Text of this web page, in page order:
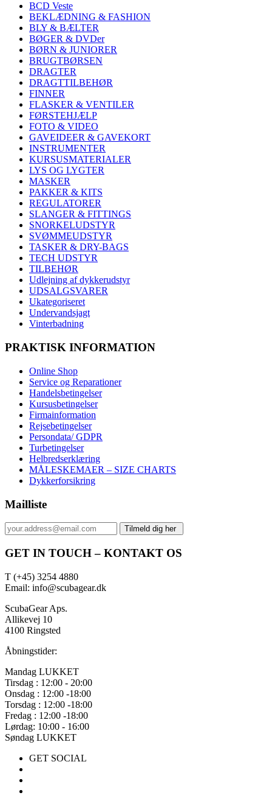
BCD Veste
BEKLÆDNING & FASHION
BLY & BÆLTER
BØGER & DVDer
BØRN & JUNIORER
BRUGTBØRSEN
DRAGTER
DRAGTTILBEHØR
FINNER
FLASKER & VENTILER
FØRSTEHJÆLP
FOTO & VIDEO
GAVEIDEER & GAVEKORT
INSTRUMENTER
KURSUSMATERIALER
LYS OG LYGTER
MASKER
PAKKER & KITS
REGULATORER
SLANGER & FITTINGS
SNORKELUDSTYR
SVØMMEUDSTYR
TASKER & DRY-BAGS
TECH UDSTYR
TILBEHØR
Udlejning af dykkerudstyr
UDSALGSVARER
Ukategoriseret
Undervandsjagt
Vinterbadning
PRAKTISK INFORMATION
Online Shop
Service og Reparationer
Handelsbetingelser
Kursusbetingelser
Firmainformation
Rejsebetingelser
Persondata/ GDPR
Turbetingelser
Helbredserklæring
MÅLESKEMAER – SIZE CHARTS
Dykkerforsikring
Mailliste
GET IN TOUCH – KONTAKT OS
T (+45) 3254 4880
Email: info@scubagear.dk
ScubaGear Aps.
Allikevej 10
4100 Ringsted
Åbningstider:
Mandag LUKKET
Tirsdag : 12:00 - 20:00
Onsdag : 12:00 -18:00
Torsdag : 12:00 -18:00
Fredag : 12:00 -18:00
Lørdag: 10:00 - 16:00
Søndag LUKKET
GET SOCIAL